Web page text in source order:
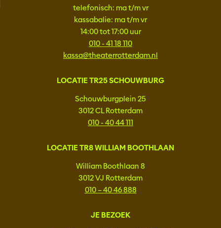
telefonisch: ma t/m vr
kassabalie: ma t/m vr
14:00 tot 17:00 uur
010 - 41 18 110
kassa@theaterrotterdam.nl
LOCATIE TR25 SCHOUWBURG
Schouwburgplein 25
3012 CL Rotterdam
010 - 40 44 111
LOCATIE TR8 WILLIAM BOOTHLAAN
William Boothlaan 8
3012 VJ Rotterdam
010 – 40 46 888
JE BEZOEK